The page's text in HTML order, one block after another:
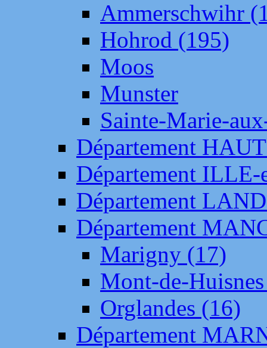
Ammerschwihr
Hohrod (195)
Moos
Munster
Sainte-Marie-
Département
Département
Département
Département
Marigny (17)
Mont-de-
Orglandes (16)
Département